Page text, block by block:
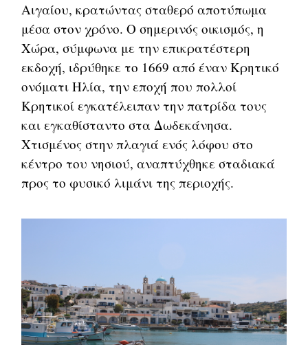
Αιγαίου, κρατώντας σταθερό αποτύπωμα
μέσα στον χρόνο. Ο σημερινός οικισμός, η
Χώρα, σύμφωνα με την επικρατέστερη
εκδοχή, ιδρύθηκε το 1669 από έναν Κρητικό
ονόματι Ηλία, την εποχή που πολλοί
Κρητικοί εγκατέλειπαν την πατρίδα τους
και εγκαθίσταντο στα Δωδεκάνησα.
Χτισμένος στην πλαγιά ενός λόφου στο
κέντρο του νησιού, αναπτύχθηκε σταδιακά
προς το φυσικό λιμάνι της περιοχής.